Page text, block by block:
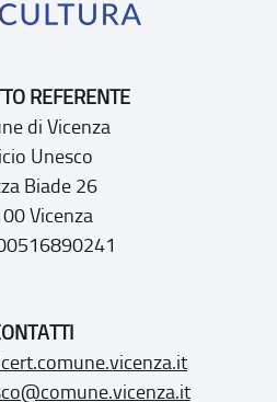
REFERENTE
di Vicenza
Unesco
Biade 26
Vicenza